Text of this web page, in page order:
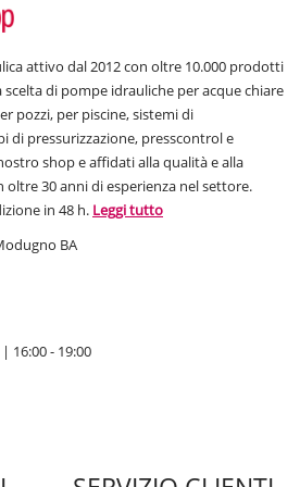
plastica e metallo
influenza anche la resistenza del
nel tempo. I wc pubblici sono spesso
quindi puntare suasciugamani in acciaio
un argine a clienti indisciplinati più
di servizio che a fare la pipì o darsi una
modelli conceramiche antivandaloche
sulle superfici, scoraggiando eventuali
una finitura lucida o cromata.
degli asciugamani
asciuga mani ad aria significa anche
bagno. E' per questo che abbiamo modelli
grado di integrarsi perfettamente
tecnici e cerca degli
attivo dal 2012 con oltre 10.000 prodotti
di pompe idrauliche per acque chiare
pozzi, per piscine, sistemi di
di pressurizzazione, presscontrol e
shop e affidati alla qualità e alla
30 anni di esperienza nel settore.
in 48 h. Leggi tutto
BA
16:00 - 19:00